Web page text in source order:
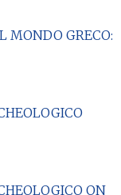
MONDO GRECO:
ON